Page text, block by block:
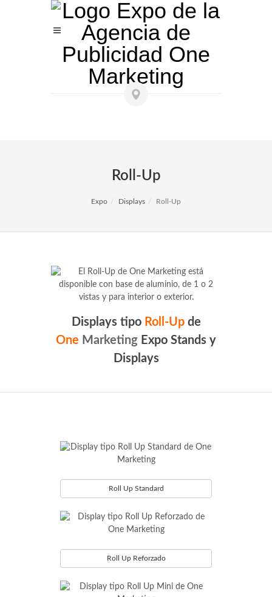
Roll-Up
Expo Displays Roll-Up
Displays tipo Roll-Upde
One Marketing Expo Stands y
Displays
Roll Up Standard
Roll Up Reforzado